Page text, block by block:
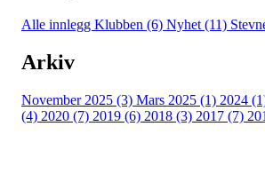
Alle innlegg Klubben (6) Nyhet (11)
Arkiv
November 2025 (3) Mars 2025 (1) 2024
(4) 2020 (7) 2019 (6) 2018 (3) 2017 (7)